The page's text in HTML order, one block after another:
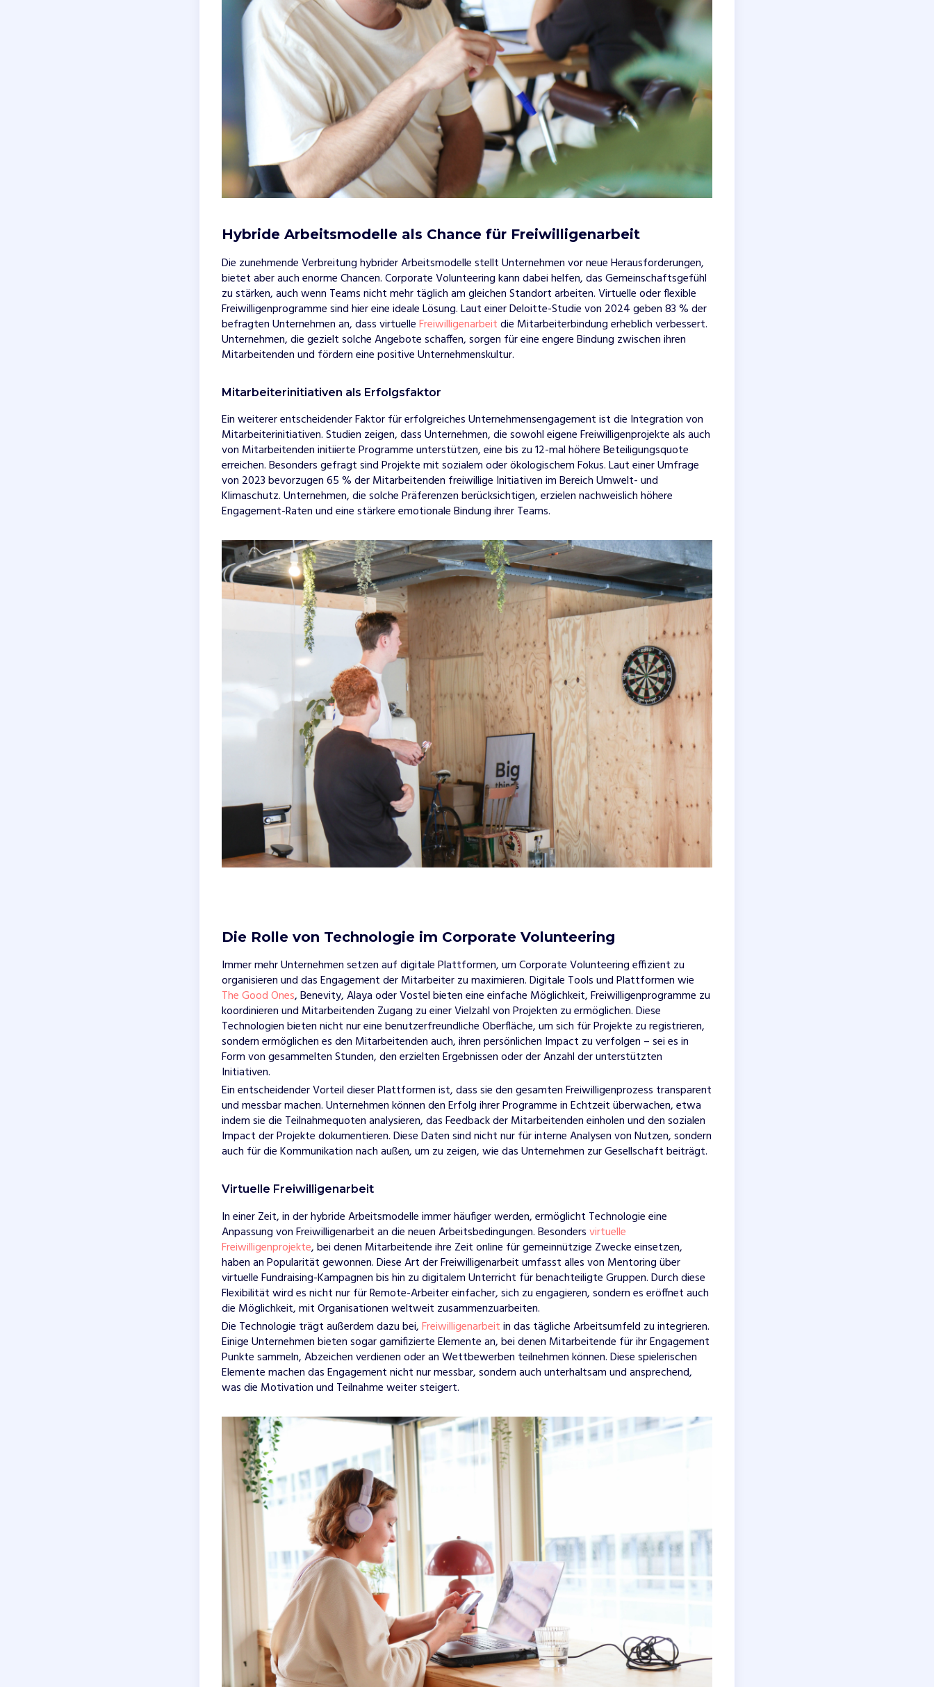
Hybride Arbeitsmodelle als Chance für Freiwilligenarbeit
Die zunehmende Verbreitung hybrider Arbeitsmodelle stellt Unternehmen vor neue Herausforderungen,
bietet aber auch enorme Chancen. Corporate Volunteering kann dabei helfen, das Gemeinschaftsgefühl
zu stärken, auch wenn Teams nicht mehr täglich am gleichen Standort arbeiten. Virtuelle oder flexible
Freiwilligenprogramme sind hier eine ideale Lösung. Laut einer Deloitte-Studie von 2024 geben 83 % der
befragten Unternehmen an, dass virtuelleFreiwilligenarbeitdie Mitarbeiterbindung erheblich verbessert.
Unternehmen, die gezielt solche Angebote schaffen, sorgen für eine engere Bindung zwischen ihren
Mitarbeitenden und fördern eine positive Unternehmenskultur.
Mitarbeiterinitiativen als Erfolgsfaktor
Ein weiterer entscheidender Faktor für erfolgreiches Unternehmensengagement ist die Integration von
Mitarbeiterinitiativen. Studien zeigen, dass Unternehmen, die sowohl eigene Freiwilligenprojekte als auch
von Mitarbeitenden initiierte Programme unterstützen, eine bis zu 12-mal höhere Beteiligungsquote
erreichen. Besonders gefragt sind Projekte mit sozialem oder ökologischem Fokus. Laut einer Umfrage
von 2023 bevorzugen 65 % der Mitarbeitenden freiwillige Initiativen im Bereich Umwelt- und
Klimaschutz. Unternehmen, die solche Präferenzen berücksichtigen, erzielen nachweislich höhere
Engagement-Raten und eine stärkere emotionale Bindung ihrer Teams.
Die Rolle von Technologie im Corporate Volunteering
Immer mehr Unternehmen setzen auf digitale Plattformen, um Corporate Volunteering effizient zu
organisieren und das Engagement der Mitarbeiter zu maximieren. Digitale Tools und Plattformen wie
The Good Ones, Benevity, Alaya oder Vostel bieten eine einfache Möglichkeit, Freiwilligenprogramme zu
koordinieren und Mitarbeitenden Zugang zu einer Vielzahl von Projekten zu ermöglichen. Diese
Technologien bieten nicht nur eine benutzerfreundliche Oberfläche, um sich für Projekte zu registrieren,
sondern ermöglichen es den Mitarbeitenden auch, ihren persönlichen Impact zu verfolgen – sei es in
Form von gesammelten Stunden, den erzielten Ergebnissen oder der Anzahl der unterstützten
Initiativen.
Ein entscheidender Vorteil dieser Plattformen ist, dass sie den gesamten Freiwilligenprozess transparent
und messbar machen. Unternehmen können den Erfolg ihrer Programme in Echtzeit überwachen, etwa
indem sie die Teilnahmequoten analysieren, das Feedback der Mitarbeitenden einholen und den sozialen
Impact der Projekte dokumentieren. Diese Daten sind nicht nur für interne Analysen von Nutzen, sondern
auch für die Kommunikation nach außen, um zu zeigen, wie das Unternehmen zur Gesellschaft beiträgt.
Virtuelle Freiwilligenarbeit
In einer Zeit, in der hybride Arbeitsmodelle immer häufiger werden, ermöglicht Technologie eine
Anpassung von Freiwilligenarbeit an die neuen Arbeitsbedingungen. Besondersvirtuelle
Freiwilligenprojekte, bei denen Mitarbeitende ihre Zeit online für gemeinnützige Zwecke einsetzen,
haben an Popularität gewonnen. Diese Art der Freiwilligenarbeit umfasst alles von Mentoring über
virtuelle Fundraising-Kampagnen bis hin zu digitalem Unterricht für benachteiligte Gruppen. Durch diese
Flexibilität wird es nicht nur für Remote-Arbeiter einfacher, sich zu engagieren, sondern es eröffnet auch
die Möglichkeit, mit Organisationen weltweit zusammenzuarbeiten.
Die Technologie trägt außerdem dazu bei,Freiwilligenarbeitin das tägliche Arbeitsumfeld zu integrieren.
Einige Unternehmen bieten sogar gamifizierte Elemente an, bei denen Mitarbeitende für ihr Engagement
Punkte sammeln, Abzeichen verdienen oder an Wettbewerben teilnehmen können. Diese spielerischen
Elemente machen das Engagement nicht nur messbar, sondern auch unterhaltsam und ansprechend,
was die Motivation und Teilnahme weiter steigert.